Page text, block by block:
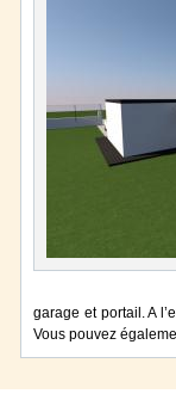
garage et portail. A
Vous pouvez